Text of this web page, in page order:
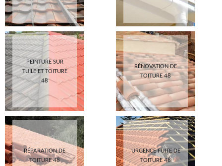
PEINTURE SUR
TUILE ET TOITURE
48
RÉNOVATION DE
TOITURE 48
RÉPARATION DE
TOITURE 48
URGENCE FUITE DE
TOITURE 48